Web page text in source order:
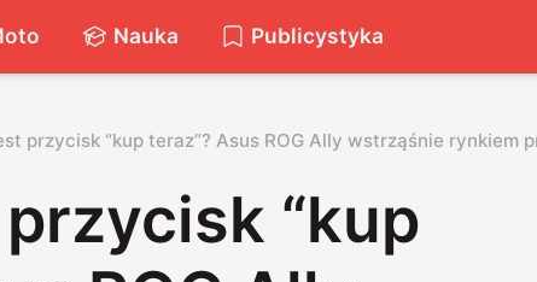
Nauka Publicystyka
przycisk “kup teraz”? Asus ROG Ally wstrząśnie rynkiem
“kup